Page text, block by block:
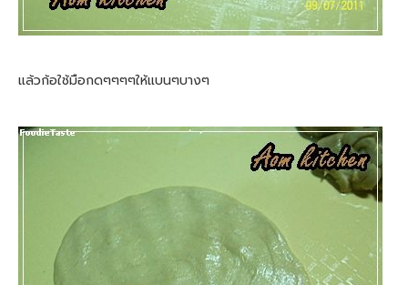
แล้วก้อใช้มือกดๆๆๆๆให้แบนๆบางๆ